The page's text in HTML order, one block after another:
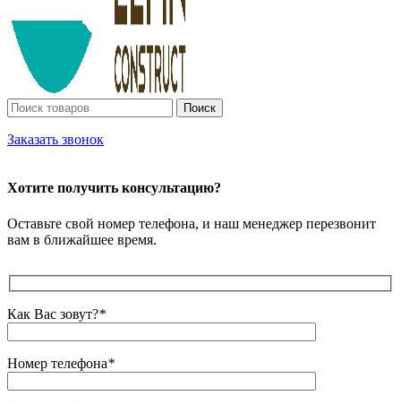
Поиск
Заказать звонок
Хотите получить консультацию?
Оставьте свой номер телефона, и наш менеджер перезвонит
вам в ближайшее время.
Как Вас зовут?*
Номер телефона*